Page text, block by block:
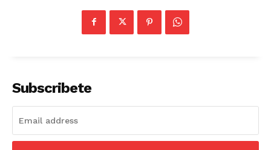
Subscribete